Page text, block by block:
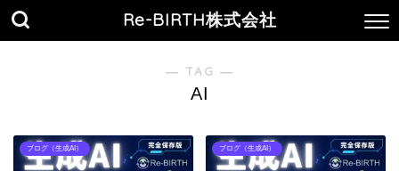
Re-BIRTH株式会社
― TAG ―
AI
ブログ（生成AI） ブログ（生成AI）